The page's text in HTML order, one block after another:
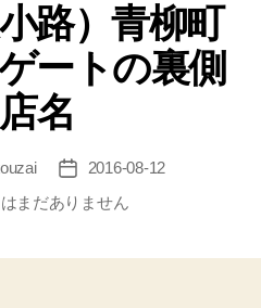
路）青柳町
ートの裏側
名
投
稿
日
2016-08-12
まだありません